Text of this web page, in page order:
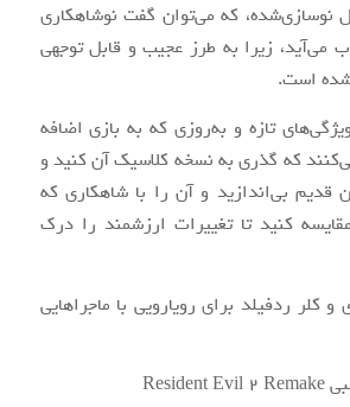
نوسازی‌شده، که می‌توان گفت نوشاهکاری
می‌آید، زیرا به طرز عجیب و قابل توجهی
شده است.
تازه و به‌روزی که به بازی اضافه
که گذری به نسخه کلاسیک آن کنید و
قدیم بی‌اندازید و آن را با شاهکاری که
کنید تا تغییرات ارزشمند را درک
کلر ردفیلد برای رویارویی با ماجراهایی